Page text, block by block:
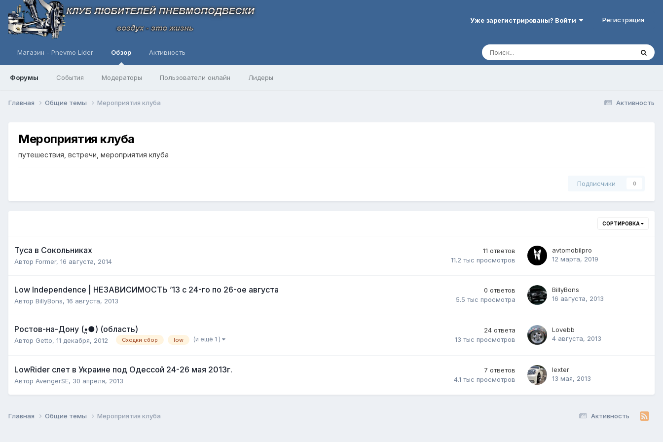
Уже зарегистрированы? Войти Регистрация
Магазин - Pnevmo Lider Обзор
Форумы События Модераторы Пользователи онлайн Лидеры
Активность
Активность
Главная Общие темы Мероприятия клуба
Мероприятия клуба
путешествия, встречи, мероприятия клуба
Подписчики 0
СОРТИРОВКА
Туса в Сокольниках
Автор Former, 16 августа, 2014
11 ответов
11.2 тыс просмотров
avtomobilpro
12 марта, 2019
Low Independence | НЕЗАВИСИМОСТЬ ’13 с 24-го по 26-ое августа
Автор BillyBons, 16 августа, 2013
0 ответов
5.5 тыс просмотра
BillyBons
16 августа, 2013
Ростов-на-Дону (•̪●) (область)
Автор Getto, 11 декабря, 2012 Сходки сбор low (и ещё 1 )
24 ответа
13 тыс просмотров
Lovebb
4 августа, 2013
LowRider слет в Украине под Одессой 24-26 мая 2013г.
Автор AvengerSE, 30 апреля, 2013
7 ответов
4.1 тыс просмотров
lexter
13 мая, 2013
Активность
Главная Общие темы Мероприятия клуба